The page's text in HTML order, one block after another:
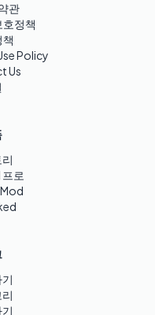
관
호정책
책
Policy
Us
로